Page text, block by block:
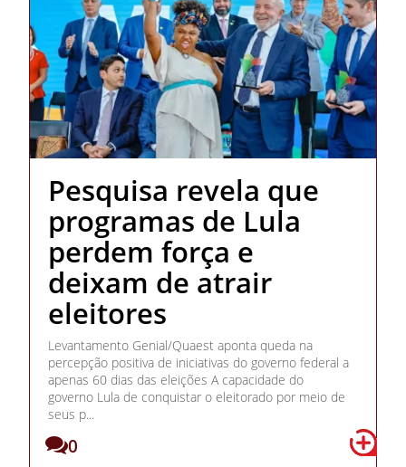
Pesquisa revela que
programas de Lula
perdem força e
deixam de atrair
eleitores
Levantamento Genial/Quaest aponta queda na
percepção positiva de iniciativas do governo federal a
apenas 60 dias das eleições A capacidade do
governo Lula de conquistar o eleitorado por meio de
seus p...
0